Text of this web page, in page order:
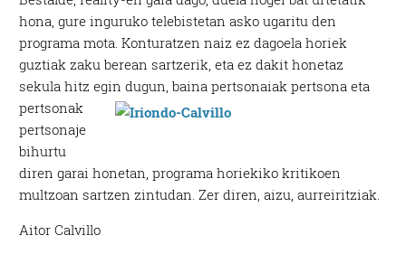
hona, gure inguruko telebistetan asko ugaritu den
programa mota. Konturatzen naiz ez dagoela horiek
guztiak zaku berean sartzerik, eta ez dakit honetaz
sekula hitz egin dugun, baina pertsonaiakpertsona eta
pertsonak
pertsonaje
bihurtu
diren garai honetan, programa horiekiko kritikoen
multzoan sartzen zintudan. Zer diren, aizu, aurreiritziak.
Aitor Calvillo